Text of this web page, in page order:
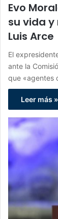
Evo
su vida
Luis Arce
El
ante la
que «agentes
Leer más »